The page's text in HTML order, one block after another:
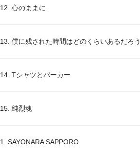
12. 心のままに
13. 僕に残された時間はどのくらいあるだろう
14. Tシャツとパーカー
15. 純烈魂
1. SAYONARA SAPPORO